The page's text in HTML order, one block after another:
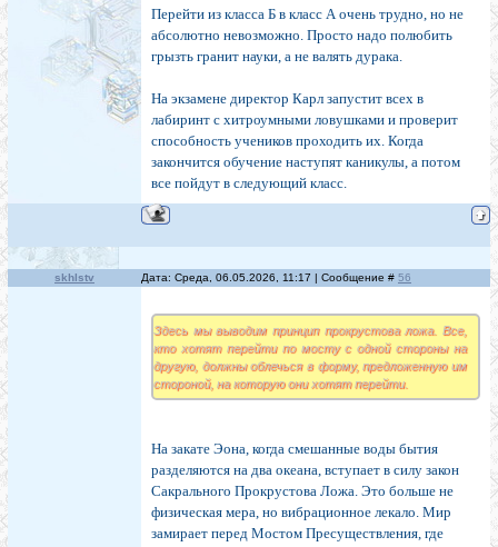
Перейти из класса Б в класс А очень трудно, но не
абсолютно невозможно. Просто надо полюбить
грызть гранит науки, а не валять дурака.
На экзамене директор Карл запустит всех в
лабиринт с хитроумными ловушками и проверит
способность учеников проходить их. Когда
закончится обучение наступят каникулы, а потом
все пойдут в следующий класс.
skhlstv Дата: Среда, 06.05.2026, 11:17 | Сообщение # 56
Здесь мы выводим принцип прокрустова ложа. Все,
кто хотят перейти по мосту с одной стороны на
другую, должны облечься в форму, предложенную им
стороной, на которую они хотят перейти.
На закате Эона, когда смешанные воды бытия
разделяются на два океана, вступает в силу закон
Сакрального Прокрустова Ложа. Это больше не
физическая мера, но вибрационное лекало. Мир
замирает перед Мостом Пресуществления, где